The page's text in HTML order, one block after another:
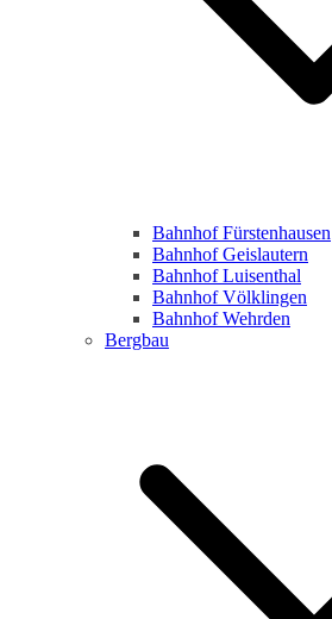
Bahnhof Fürstenhausen
Bahnhof Geislautern
Bahnhof Luisenthal
Bahnhof Völklingen
Bahnhof Wehrden
Bergbau